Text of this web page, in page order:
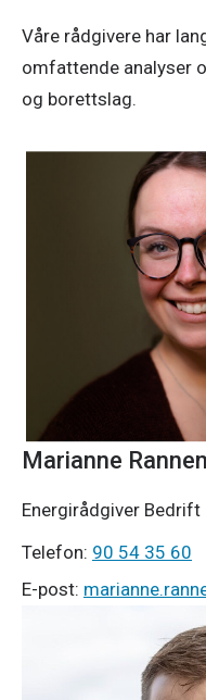
Våre rådgivere har
omfattende analyser
og borettslag.
Marianne
Energirådgiver Bedrift
Telefon: 90 54 35 60
E-post:
Prosjektutvikler